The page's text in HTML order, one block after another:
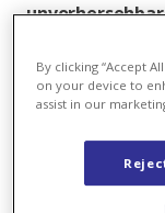
By clicking “Accept
on your device to
assist in our